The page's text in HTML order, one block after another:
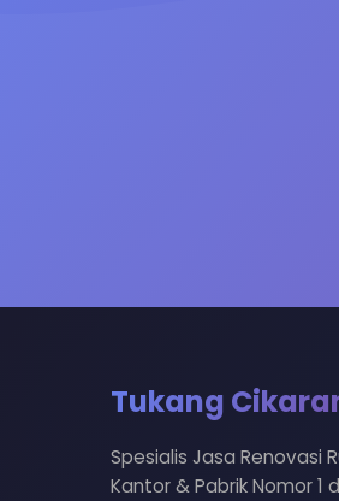
Tukang
Spesialis Jasa Renovasi
Kantor & Pabrik Nomor 1